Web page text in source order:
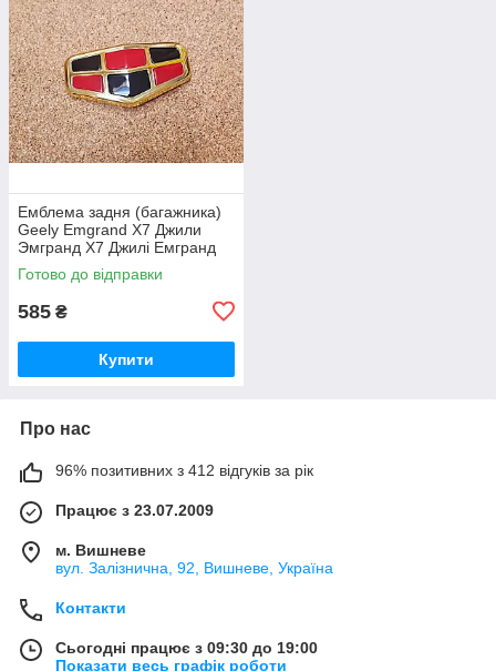
Емблема задня (багажника)
Geely Emgrand X7 Джили
Эмгранд Х7 Джилі Емгранд
Х7
Готово до відправки
585 ₴
Купити
Про нас
96% позитивних з 412 відгуків за рік
Працює з 23.07.2009
м. Вишневе
вул. Залізнична, 92, Вишневе, Україна
Контакти
Сьогодні працює з 09:30 до 19:00
Показати весь графік роботи